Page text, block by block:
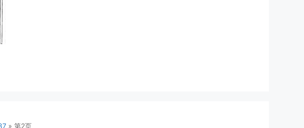
» 第2页